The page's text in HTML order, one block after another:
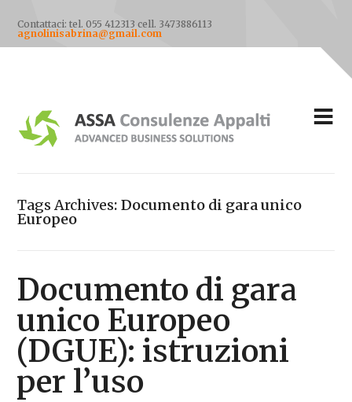
Contattaci: tel. 055 412313 cell. 3473886113
agnolinisabrina@gmail.com
Tags Archives Documento di gara unico
Europeo
Documento di gara
unico Europeo
(DGUE): istruzioni
per l’uso